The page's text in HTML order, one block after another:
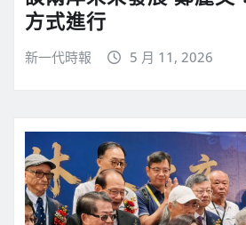
方式進行
新一代時報 5 月 11, 2026